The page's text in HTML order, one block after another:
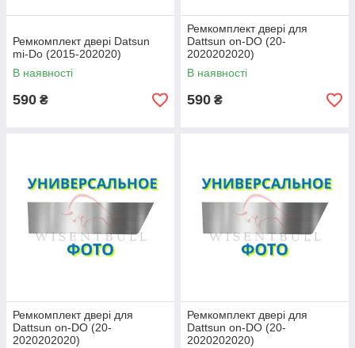
Ремкомплект двері Datsun
mi-Do (2015-202020)
В наявності
590 ₴
Ремкомплект двері для
Dattsun on-DO (20-
2020202020)
В наявності
590 ₴
Ремкомплект двері для
Dattsun on-DO (20-
2020202020)
Ремкомплект двері для
Dattsun on-DO (20-
2020202020)